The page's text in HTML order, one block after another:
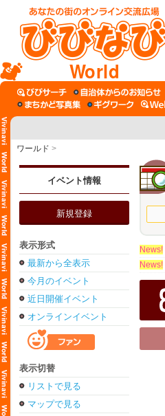
World
ワールド >
イベント情報
新規登録
表示形式
最新から全表示
今月のイベント
近日開催イベント
オンラインイベント
表示切替
リストで見る
マップで見る
News!
News!